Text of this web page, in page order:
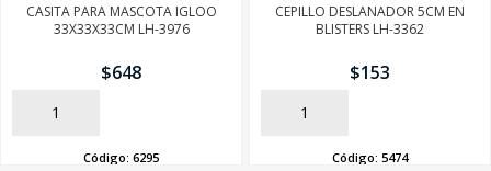
CASITA PARA MASCOTA IGLOO
33X33X33CM LH-3976
$648
AÑADIR
Código: 6295
CEPILLO DESLANADOR 5CM EN
BLISTERS LH-3362
$153
AÑADIR
Código: 5474